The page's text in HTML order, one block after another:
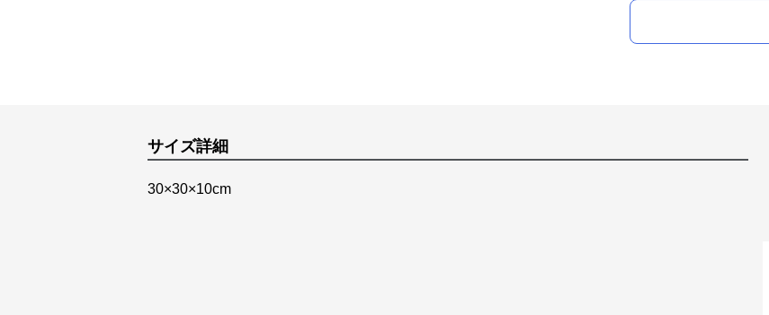
サイズ詳細
30×30×10cm